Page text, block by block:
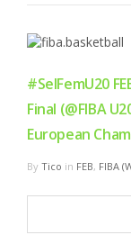
#SelFemU20
Final (@FIBA
European
By Tico in FEB, FIBA